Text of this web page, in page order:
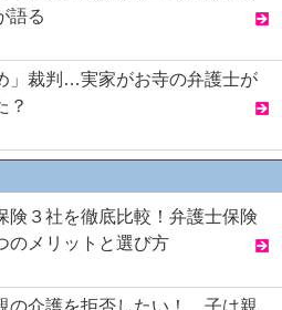
語る
」裁判…実家がお寺の弁護士が
？
険３社を徹底比較！弁護士保険
のメリットと選び方